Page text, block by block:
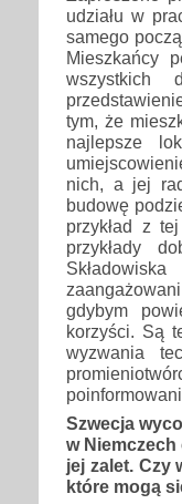
udziału w
samego
Mieszkańcy
wszystkich
tym, że
najlepsze
nich, a jej
budowę
przykład z
przykłady
gdybym
korzyści. Są
wyzwania
Szwecja
w
jej zalet. Czy
które mogą